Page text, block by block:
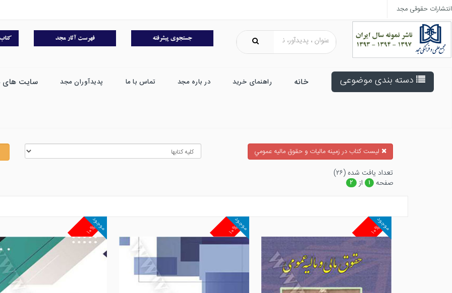
انتشارات حقوقی مجد
دسته بندی موضوعی خانه راهنمای خرید در باره مجد تماس با ما پدیدآوران مجد سایت های
ليست كتاب در زمينه ماليات و حقوق ماليه عمومي
تعداد يافت شده (۲۶)
صفحه
۱ از ۲
۱۰%
موجود ۱۰%
موجود ۱۰%
موجود